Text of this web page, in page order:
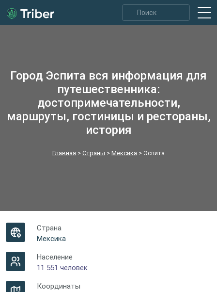
Город Эспита вся информация для
путешественника:
достопримечательности,
маршруты, гостиницы и рестораны,
история
Главная > Страны > Мексика > Эспита
Страна
Мексика
Население
11 551 человек
Координаты